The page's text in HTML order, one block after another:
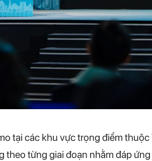
tại các khu vực trọng điểm
theo từng giai đoạn nhằm đáp